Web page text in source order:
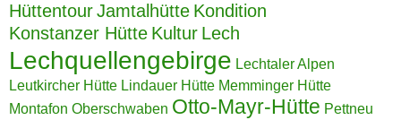
HüttentourJamtalhütte Kondition
Konstanzer Hütte Kultur Lech
Lechquellengebirge Lechtaler Alpen
Leutkircher Hütte Lindauer Hütte Memminger Hütte
Montafon Oberschwaben Otto-Mayr-Hütte Pettneu